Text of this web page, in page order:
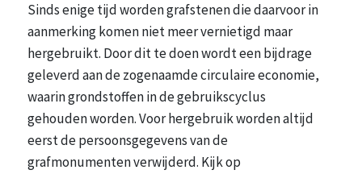
Sinds enige tijd worden grafstenen die daarvoor in
aanmerking komen niet meer vernietigd maar
hergebruikt. Door dit te doen wordt een bijdrage
geleverd aan de zogenaamde circulaire economie,
waarin grondstoffen in de gebruikscyclus
gehouden worden. Voor hergebruik worden altijd
eerst de persoonsgegevens van de
grafmonumenten verwijderd. Kijk op